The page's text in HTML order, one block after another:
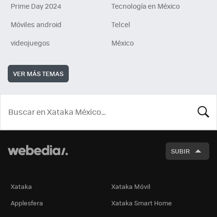
Prime Day 2024
Tecnología en México
Móviles android
Telcel
videojuegos
México
VER MÁS TEMAS
SUBIR
Xataka
Xataka Móvil
Applesfera
Xataka Smart Home